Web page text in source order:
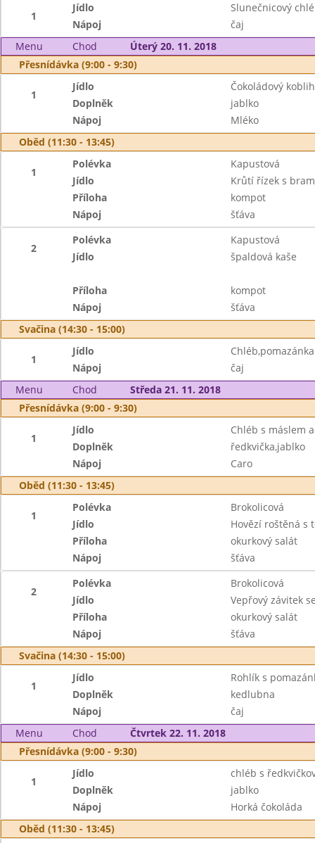
1
Jídlo
Slunečnicový
Nápoj
čaj
Menu
Chod
Úterý 20. 11. 2018
Přesnídávka (9:00 - 9:30)
1
Jídlo
Čokoládový koblih
Doplněk
jablko
Nápoj
Mléko
Oběd (11:30 - 13:45)
1
Polévka
Kapustová
Jídlo
Krůtí řízek s
Příloha
kompot
Nápoj
šťáva
2
Polévka
Kapustová
Jídlo
špaldová kaše
Příloha
kompot
Nápoj
šťáva
Svačina (14:30 - 15:00)
1
Jídlo
Nápoj
čaj
Menu
Chod
Středa 21. 11. 2018
Přesnídávka (9:00 - 9:30)
1
Jídlo
Chléb s máslem
Doplněk
ředkvička,jablko
Nápoj
Caro
Oběd (11:30 - 13:45)
1
Polévka
Brokolicová
Jídlo
Hovězí roštěná s
Příloha
okurkový salát
Nápoj
šťáva
2
Polévka
Brokolicová
Jídlo
Vepřový závitek
Příloha
okurkový salát
Nápoj
šťáva
Svačina (14:30 - 15:00)
1
Jídlo
Rohlík s
Doplněk
kedlubna
Nápoj
čaj
Menu
Chod
Čtvrtek 22. 11. 2018
Přesnídávka (9:00 - 9:30)
1
Jídlo
chléb s
Doplněk
jablko
Nápoj
Horká čokoláda
Oběd (11:30 - 13:45)